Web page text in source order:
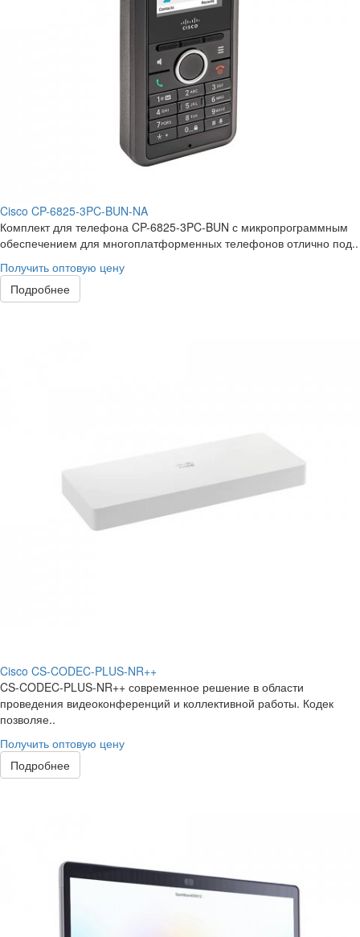
Cisco CP-6825-3PC-BUN-NA
Комплект для телефона CP-6825-3PC-BUN с микропрограммным
обеспечением для многоплатформенных телефонов отлично под..
Получить оптовую цену
Подробнее
Cisco CS-CODEC-PLUS-NR++
CS-CODEC-PLUS-NR++ современное решение в области
проведения видеоконференций и коллективной работы. Кодек
позволяе..
Получить оптовую цену
Подробнее